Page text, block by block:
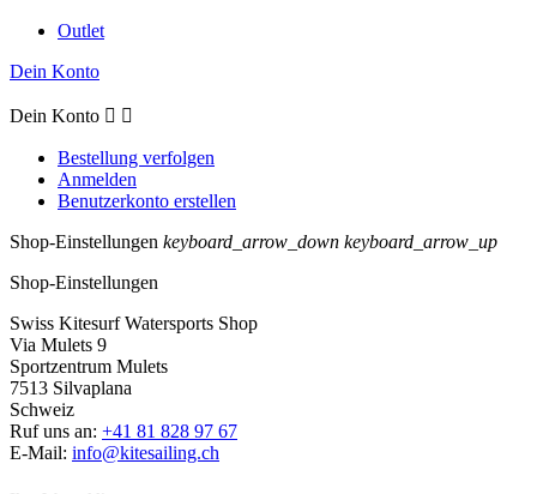
Outlet
Dein Konto
Dein Konto  
Bestellung verfolgen
Anmelden
Benutzerkonto erstellen
Shop-Einstellungen keyboard_arrow_down keyboard_arrow_up
Shop-Einstellungen
Swiss Kitesurf Watersports Shop
Via Mulets 9
Sportzentrum Mulets
7513 Silvaplana
Schweiz
Ruf uns an: +41 81 828 97 67
E-Mail: info@kitesailing.ch